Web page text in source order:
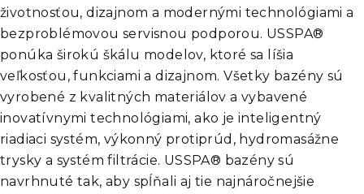
životnosťou, dizajnom a modernými technológiami a
bezproblémovou servisnou podporou. USSPA®
ponúka širokú škálu modelov, ktoré sa líšia
veľkosťou, funkciami a dizajnom. Všetky bazény sú
vyrobené z kvalitných materiálov a vybavené
inovatívnymi technológiami, ako je inteligentný
riadiaci systém, výkonný protiprúd, hydromasážne
trysky a systém filtrácie. USSPA® bazény sú
navrhnuté tak, aby spĺňali aj tie najnáročnejšie